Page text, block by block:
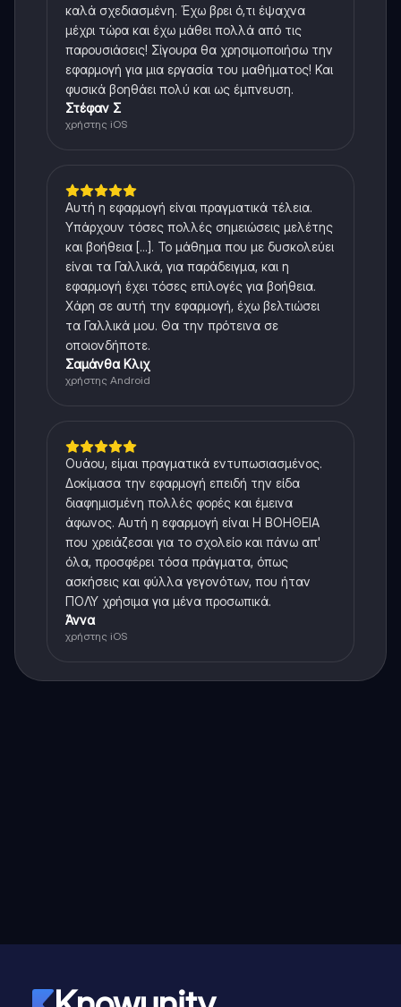
καλά σχεδιασμένη. Έχω βρει ό,τι έψαχνα
μέχρι τώρα και έχω μάθει πολλά από τις
παρουσιάσεις! Σίγουρα θα χρησιμοποιήσω την
εφαρμογή για μια εργασία του μαθήματος! Και
φυσικά βοηθάει πολύ και ως έμπνευση.
Στέφαν Σ
χρήστης iOS
Αυτή η εφαρμογή είναι πραγματικά τέλεια.
Υπάρχουν τόσες πολλές σημειώσεις μελέτης
και βοήθεια [...]. Το μάθημα που με δυσκολεύει
είναι τα Γαλλικά, για παράδειγμα, και η
εφαρμογή έχει τόσες επιλογές για βοήθεια.
Χάρη σε αυτή την εφαρμογή, έχω βελτιώσει
τα Γαλλικά μου. Θα την πρότεινα σε
οποιονδήποτε.
Σαμάνθα Κλιχ
χρήστης Android
Ουάου, είμαι πραγματικά εντυπωσιασμένος.
Δοκίμασα την εφαρμογή επειδή την είδα
διαφημισμένη πολλές φορές και έμεινα
άφωνος. Αυτή η εφαρμογή είναι Η ΒΟΗΘΕΙΑ
που χρειάζεσαι για το σχολείο και πάνω απ'
όλα, προσφέρει τόσα πράγματα, όπως
ασκήσεις και φύλλα γεγονότων, που ήταν
ΠΟΛΥ χρήσιμα για μένα προσωπικά.
Άννα
χρήστης iOS